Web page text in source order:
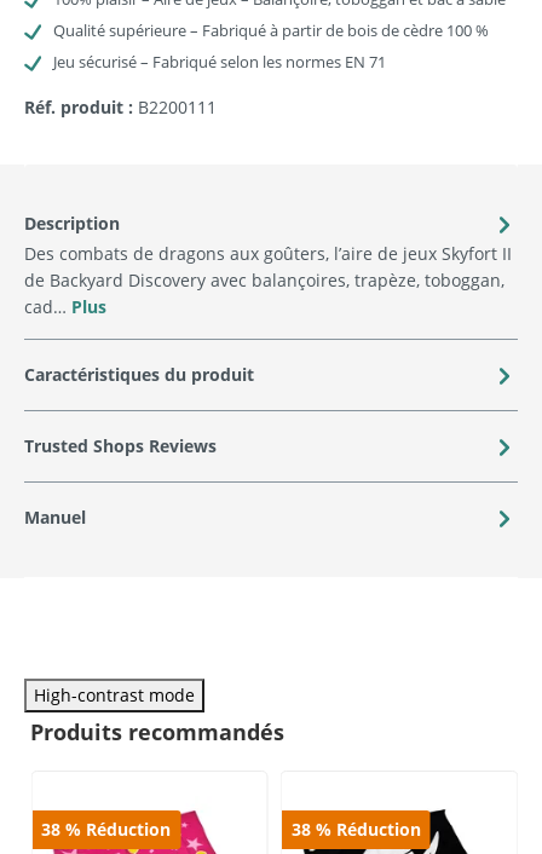
Qualité supérieure – Fabriqué à partir de bois de cèdre 100 %
Jeu sécurisé – Fabriqué selon les normes EN 71
Réf. produit : B2200111
Description
Des combats de dragons aux goûters, l’aire de jeux Skyfort II
de Backyard Discovery avec balançoires, trapèze, toboggan,
cad… Plus
Caractéristiques du produit
Trusted Shops Reviews
Manuel
High-contrast mode
Produits recommandés
38 % Réduction 38 % Réduction